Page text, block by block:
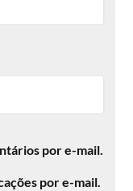
por e-mail.
por e-mail.